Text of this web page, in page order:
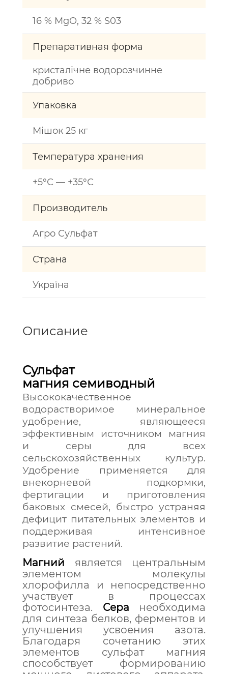
16 % MgO, 32 % S03
Препаративная форма
кристалічне водорозчинне
добриво
Упаковка
Мішок 25 кг
Температура хранения
+5°С — +35°С
Производитель
Агро Сульфат
Страна
Україна
Описание
Сульфат
магния семиводный
Высококачественное
водорастворимое минеральное
удобрение, являющееся
эффективным источником магния
и серы для всех
сельскохозяйственных культур.
Удобрение применяется для
внекорневой подкормки,
фертигации и приготовления
баковых смесей, быстро устраняя
дефицит питательных элементов и
поддерживая интенсивное
развитие растений.
Магний является центральным
элементом молекулы
хлорофилла и непосредственно
участвует в процессах
фотосинтеза. Сера необходима
для синтеза белков, ферментов и
улучшения усвоения азота.
Благодаря сочетанию этих
элементов сульфат магния
способствует формированию